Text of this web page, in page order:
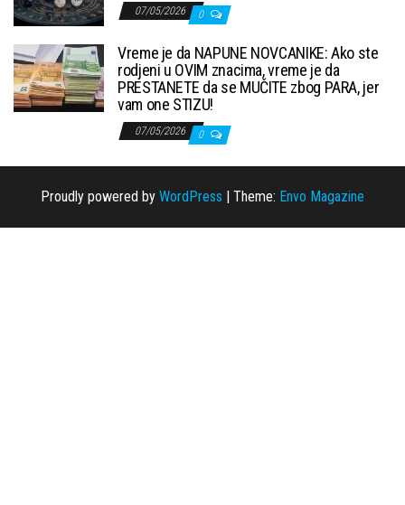
07/05/2026 0
Vreme je da NAPUNE NOVCANIKE: Ako ste
rodjeni u OVIM znacima, vreme je da
PRESTANETE da se MUČITE zbog PARA, jer
vam one STIZU!
07/05/2026 0
Proudly powered by WordPress Theme: Envo Magazine